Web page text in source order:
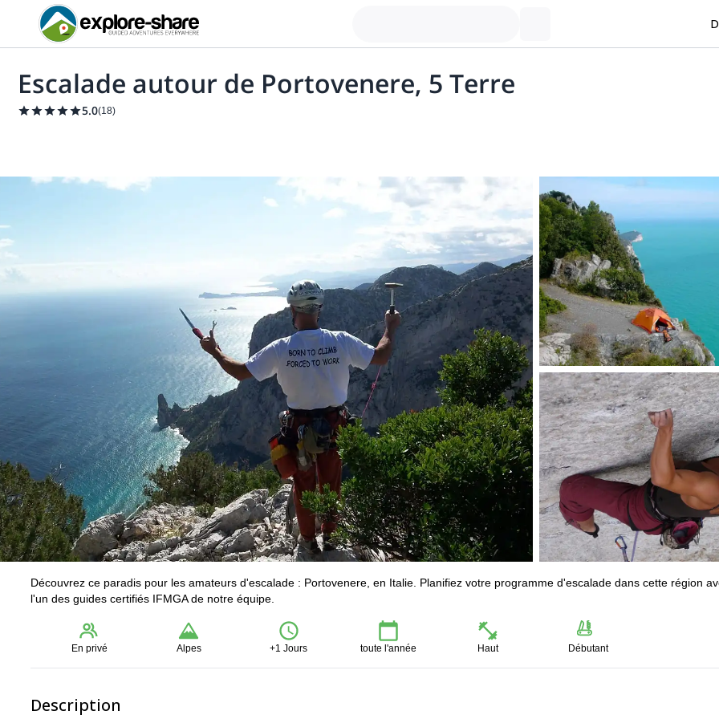
Escalade autour de Portovenere, 5 Terre
5.0(18)
Découvrez ce paradis pour les amateurs d'escalade : Portovenere, en Italie. Planifiez votre programme d'escalade dans cette région
l'un des guides certifiés IFMGA de notre équipe.
En privé Alpes +1 Jours toute l'année Haut Débutant
Description